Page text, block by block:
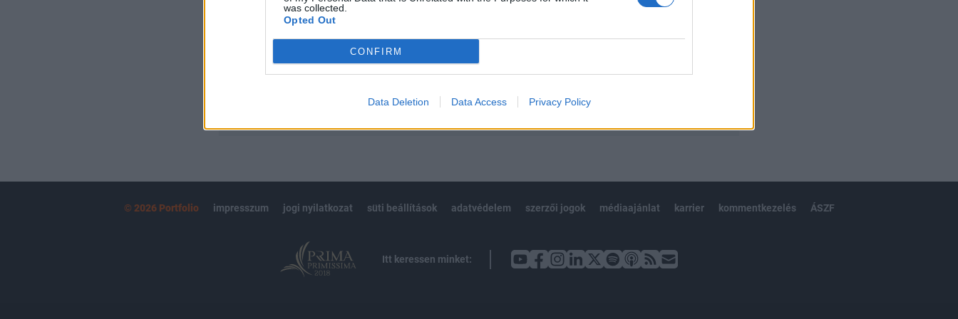
was collected.
Opted Out
CONFIRM
Data Deletion Data Access Privacy Policy
Kötéslisták: BÉT elmúlt 2 év napon belüli
kötéslistái
Előfizetés
© 2026 Portfolio impresszum jogi nyilatkozat süti beállítások adatvédelem szerzői jogok médiaajánlat karrier kommentkezelés ÁSZF
Itt keressen minket: